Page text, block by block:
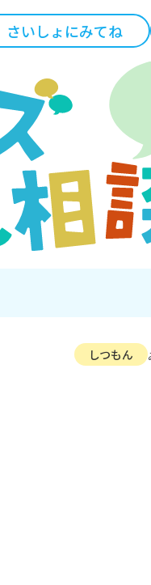
さいしょにみてね
しつもん